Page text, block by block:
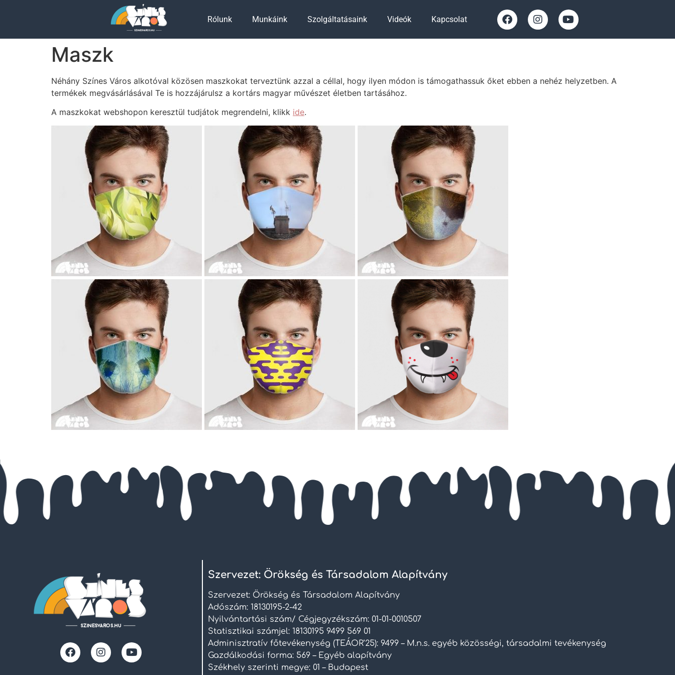
Rólunk Munkáink Szolgáltatásaink Videók Kapcsolat
Maszk
Néhány Színes Város alkotóval közösen maszkokat terveztünk azzal a céllal, hogy ilyen módon is támogathassuk őket ebben a nehéz helyzetben. A
termékek megvásárlásával Te is hozzájárulsz a kortárs magyar művészet életben tartásához.
A maszkokat webshopon keresztül tudjátok megrendelni, klikk ide.
Szervezet: Örökség és Társadalom Alapítvány
Szervezet: Örökség és Társadalom Alapítvány
Adószám: 18130195-2-42
Nyilvántartási szám/ Cégjegyzékszám: 01-01-0010507
Statisztikai számjel: 18130195 9499 569 01
Adminisztratív főtevékenység (TEÁOR’25): 9499 – M.n.s. egyéb közösségi, társadalmi tevékenység
Gazdálkodási forma: 569 – Egyéb alapítvány
Székhely szerinti megye: 01 – Budapest